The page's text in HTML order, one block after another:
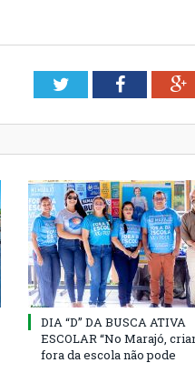
TwitterFacebook
DIA “D” DA BUSCA ATIVA
ESCOLAR “No Marajó,
fora da escola não pode